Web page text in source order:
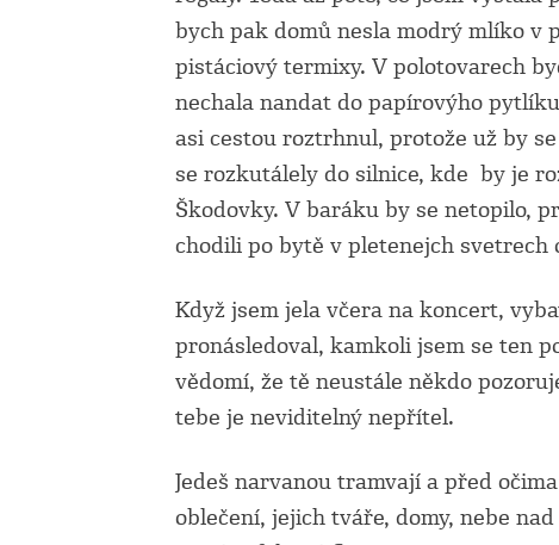
bych pak domů nesla modrý mlíko v
pistáciový termixy. V polotovarech
nechala nandat do papírovýho
asi cestou roztrhnul, protože už by
se rozkutálely do silnice, kde by je
Škodovky. V baráku by se netopilo,
chodili po bytě v pletenejch svetrech
Když jsem jela včera na koncert,
pronásledoval, kamkoli jsem se ten
vědomí, že tě neustále někdo
tebe je neviditelný nepřítel.
Jedeš narvanou tramvají a před
oblečení, jejich tváře, domy, nebe